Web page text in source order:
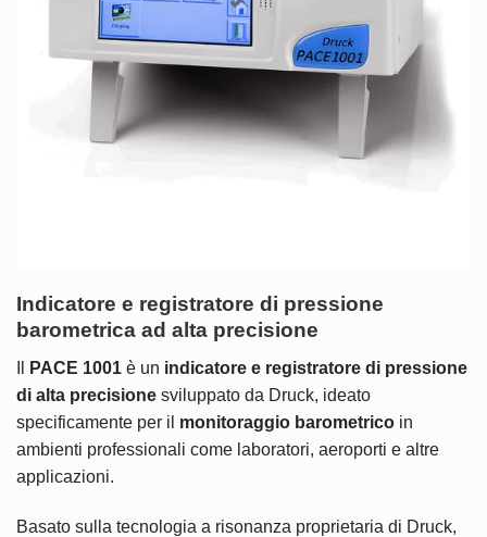
Indicatore e registratore di pressione
barometrica ad alta precisione
PACE 1001 è un indicatore e registratore di pressione
di alta precisione sviluppato da Druck, ideato
specificamente per il monitoraggio barometrico in
ambienti professionali come laboratori, aeroporti e altre
applicazioni.
Basato sulla tecnologia a risonanza proprietaria di Druck,